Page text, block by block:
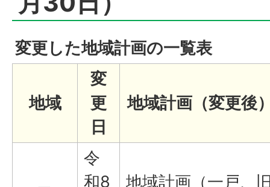
変更した地域計画の一覧表
地域
変
更
日
地域計画（変更後
令
和8
地域計画（一戸、